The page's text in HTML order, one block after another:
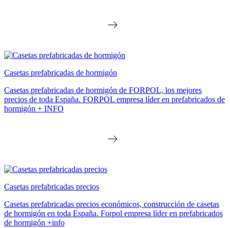
Casetas prefabricadas de hormigón
Casetas prefabricadas de hormigón de FORPOL, los mejores
precios de toda España. FORPOL empresa líder en prefabricados de
hormigón + INFO
Casetas prefabricadas precios
Casetas prefabricadas precios económicos, construcción de casetas
de hormigón en toda España. Forpol empresa líder en prefabricados
de hormigón +info